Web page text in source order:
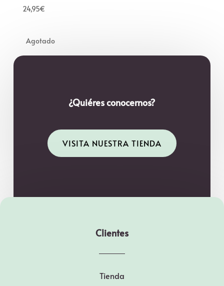
24,95€
¿Quiéres conocernos?
VISITA NUESTRA TIENDA
Clientes
Tienda